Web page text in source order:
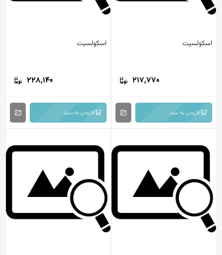
اسکولسیت
217,770
افزودن به سبد
اسکولسیت
228,140
افزودن به سبد